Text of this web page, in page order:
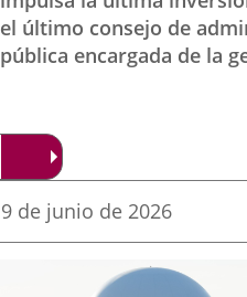
el último consejo de
pública encargada de la
Fecha
la
9 de junio de 2026